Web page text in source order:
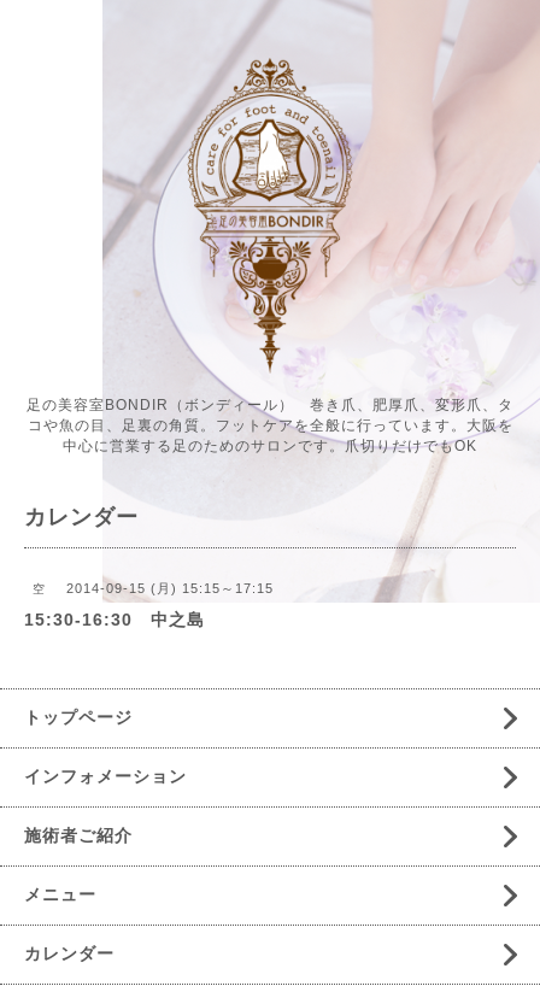
足の美容室BONDIR（ボンディール） 巻き爪、肥厚爪、変形爪、タ
コや魚の目、足裏の角質。フットケアを全般に行っています。大阪を
中心に営業する足のためのサロンです。爪切りだけでもOK
カレンダー
空 2014-09-15 (月) 15:15～17:15
15:30-16:30 中之島
トップページ
インフォメーション
施術者ご紹介
メニュー
カレンダー